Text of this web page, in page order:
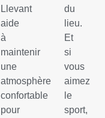
Llevant
aide
à
maintenir
une
atmosphère
confortable
pour
du
lieu.
Et
si
vous
aimez
le
sport,